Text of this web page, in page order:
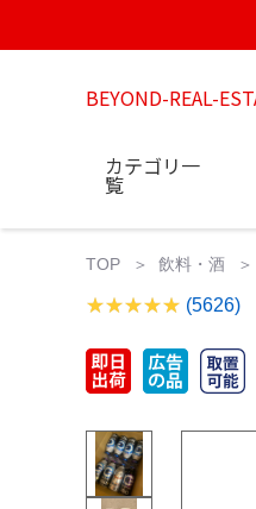
BEYOND-REAL-
カテゴリ一
覧
TOP 飲料・酒
(5626)